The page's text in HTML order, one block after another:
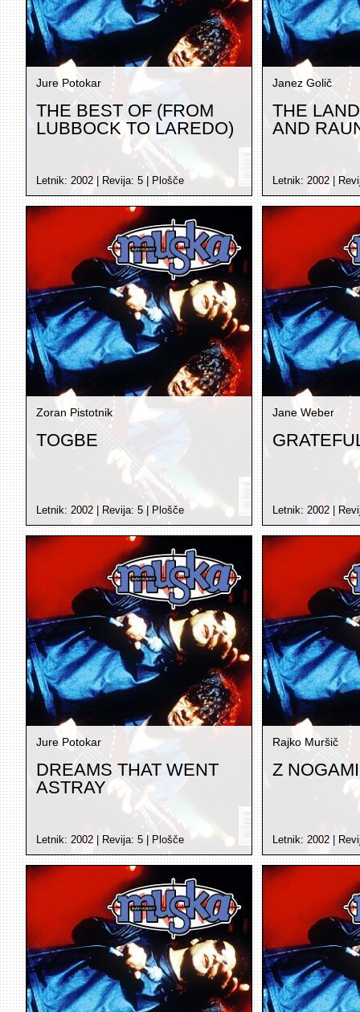
Jure Potokar
THE BEST OF (FROM
LUBBOCK TO LAREDO)
Letnik: 2002 | Revija: 5 | Plošče
Janez Golič
THE
AND
Letnik: 2002 |
Zoran Pistotnik
TOGBE
Letnik: 2002 | Revija: 5 | Plošče
Jane Weber
Letnik: 2002 |
Jure Potokar
DREAMS THAT WENT
ASTRAY
Letnik: 2002 | Revija: 5 | Plošče
Rajko Muršič
Z
Letnik: 2002 |